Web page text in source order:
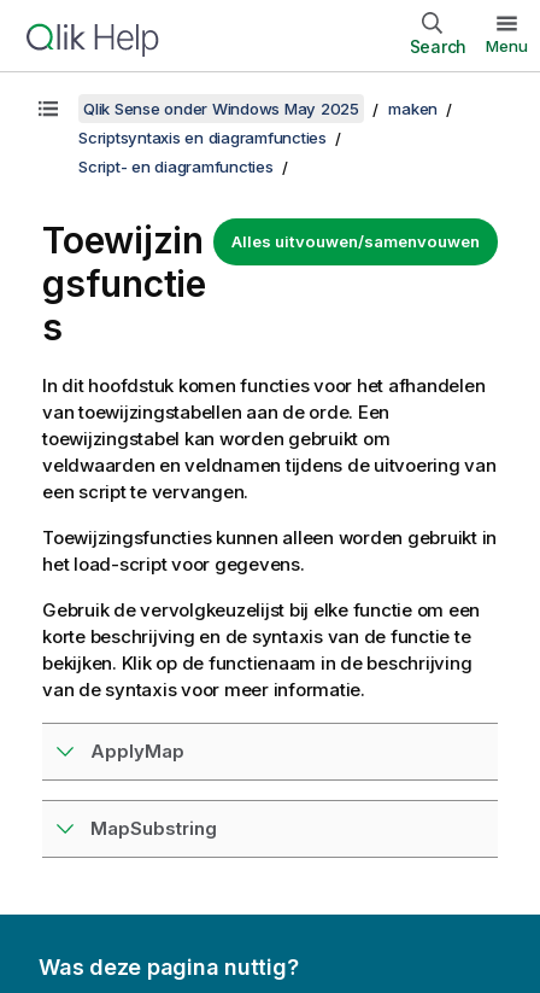
Search Menu
Qlik Sense onder Windows May 2025
maken
Scriptsyntaxis en diagramfuncties
Script- en diagramfuncties
Alles uitvouwen/samenvouwen
Toewijzin
gsfunctie
s
In dit hoofdstuk komen functies voor het afhandelen
van toewijzingstabellen aan de orde. Een
toewijzingstabel kan worden gebruikt om
veldwaarden en veldnamen tijdens de uitvoering van
een script te vervangen.
Toewijzingsfuncties kunnen alleen worden gebruikt in
het load-script voor gegevens.
Gebruik de vervolgkeuzelijst bij elke functie om een
korte beschrijving en de syntaxis van de functie te
bekijken. Klik op de functienaam in de beschrijving
van de syntaxis voor meer informatie.
ApplyMap
MapSubstring
Was deze pagina nuttig?